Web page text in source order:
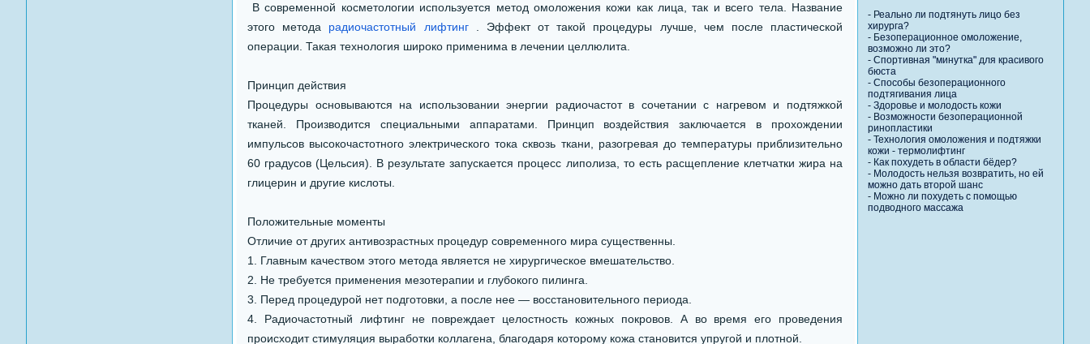
В современной косметологии используется метод омоложения кожи как лица, так и всего тела. Название
этого метода радиочастотный лифтинг. Эффект от такой процедуры лучше, чем после пластической
операции. Такая технология широко применима в лечении целлюлита.
Принцип действия
Процедуры основываются на использовании энергии радиочастот в сочетании с нагревом и подтяжкой
тканей. Производится специальными аппаратами. Принцип воздействия заключается в прохождении
импульсов высокочастотного электрического тока сквозь ткани, разогревая до температуры приблизительно
60 градусов (Цельсия). В результате запускается процесс липолиза, то есть расщепление клетчатки жира на
глицерин и другие кислоты.
Положительные моменты
Отличие от других антивозрастных процедур современного мира существенны.
1. Главным качеством этого метода является не хирургическое вмешательство.
2. Не требуется применения мезотерапии и глубокого пилинга.
3. Перед процедурой нет подготовки, а после нее — восстановительного периода.
4. Радиочастотный лифтинг не повреждает целостность кожных покровов. А во время его проведения
происходит стимуляция выработки коллагена, благодаря которому кожа становится упругой и плотной.
- Реально ли подтянуть лицо без
хирурга?
- Безоперационное омоложение,
возможно ли это?
- Спортивная "минутка" для красивого
бюста
- Способы безоперационного
подтягивания лица
- Здоровье и молодость кожи
- Возможности безоперационной
ринопластики
- Технология омоложения и подтяжки
кожи - термолифтинг
- Как похудеть в области бёдер?
- Молодость нельзя возвратить, но ей
можно дать второй шанс
- Можно ли похудеть с помощью
подводного массажа